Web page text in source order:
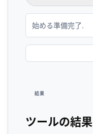
始める準備完了.
結果
ツールの結果